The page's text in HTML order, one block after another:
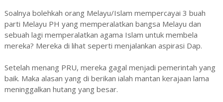
Soalnya bolehkah orang Melayu/Islam mempercayai 3 buah
parti Melayu PH yang memperalatkan bangsa Melayu dan
sebuah lagi memperalatkan agama Islam untuk membela
mereka? Mereka di lihat seperti menjalankan aspirasi Dap.
Setelah menang PRU, mereka gagal menjadi pemerintah yang
baik. Maka alasan yang di berikan ialah mantan kerajaan lama
meninggalkan hutang yang besar.